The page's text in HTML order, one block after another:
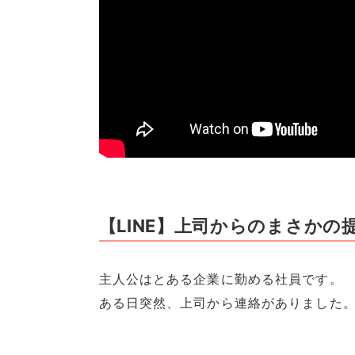
【LINE】上司からのまさかの
主人公はとある企業に勤める社員です。
ある日突然、上司から連絡がありました